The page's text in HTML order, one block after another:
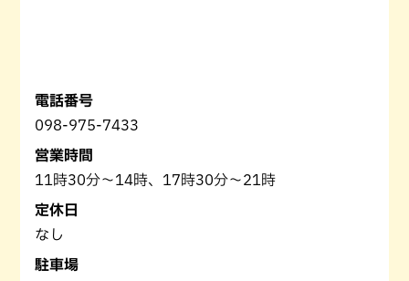
電話番号
098-975-7433
営業時間
11時30分～14時、17時30分～21時
定休日
なし
駐車場